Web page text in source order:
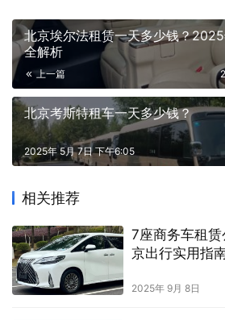
北京埃尔法租赁一天多少钱？
全解析
上一篇
北京考斯特租车一天多少钱？
2025年 5月 7日 下午6:05
相关推荐
7座商务车租
京出行实用指
2025年 9月 8日